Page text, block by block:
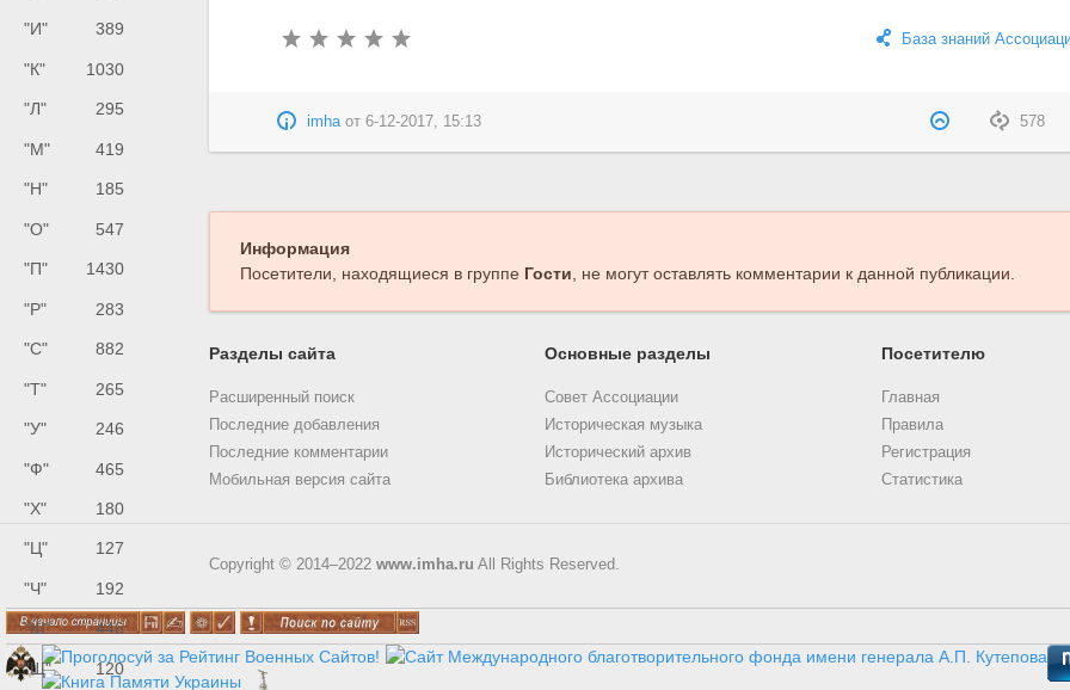
"И" 389
"К" 1030
"Л" 295
"М" 419
"Н" 185
"О" 547
"П" 1430
"Р" 283
"С" 882
"Т" 265
"У" 246
"Ф" 465
"Х" 180
"Ц" 127
"Ч" 192
"Ш" 446
"Щ" 120
База знаний
578
imhaот6-12-2017, 15:13
Информация
Посетители, находящиеся в группе Гости, не могут оставлять комментарии к данной публикации.
Разделы сайта
Расширенный поиск
Последние добавления
Последние комментарии
Мобильная версия сайта
Основные разделы
Совет Ассоциации
Историческая музыка
Исторический архив
Библиотека архива
Посетителю
Главная
Правила
Регистрация
Статистика
Copyright © 2014–2022 www.imha.ru All Rights Reserved.